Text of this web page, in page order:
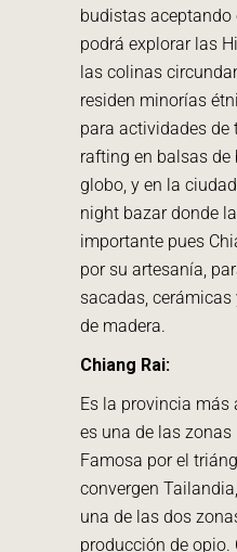
budistas aceptando
podrá explorar las
las colinas
residen minorías
para actividades
rafting en balsas de
globo, y en la
night bazar donde
importante pues
por su artesanía,
sacadas,
de madera.
Chiang Rai:
Es la provincia más
es una de las
Famosa por el
convergen
una de las dos
producción de opio.